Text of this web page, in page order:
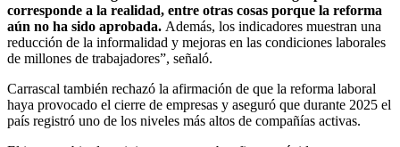
corresponde a la realidad, entre otras cosas porque la reforma
aún no ha sido aprobada. Además, los indicadores muestran una
reducción de la informalidad y mejoras en las condiciones laborales
de millones de trabajadores”, señaló.
Carrascal también rechazó la afirmación de que la reforma laboral
haya provocado el cierre de empresas y aseguró que durante 2025 el
país registró uno de los niveles más altos de compañías activas.